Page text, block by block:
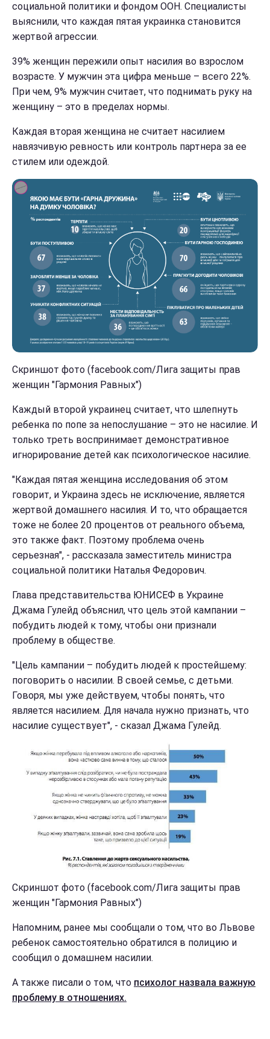
социальной политики и фондом ООН. Специалисты
выяснили, что каждая пятая украинка становится
жертвой агрессии.
39% женщин пережили опыт насилия во взрослом
возрасте. У мужчин эта цифра меньше – всего 22%.
При чем, 9% мужчин считает, что поднимать руку на
женщину – это в пределах нормы.
Каждая вторая женщина не считает насилием
навязчивую ревность или контроль партнера за ее
стилем или одеждой.
Скриншот фото (facebook.com/Лига защиты прав
женщин "Гармония Равных")
Каждый второй украинец считает, что шлепнуть
ребенка по попе за непослушание – это не насилие. И
только треть воспринимает демонстративное
игнорирование детей как психологическое насилие.
"Каждая пятая женщина исследования об этом
говорит, и Украина здесь не исключение, является
жертвой домашнего насилия. И то, что обращается
тоже не более 20 процентов от реального объема,
это также факт. Поэтому проблема очень
серьезная", - рассказала заместитель министра
социальной политики Наталья Федорович.
Глава представительства ЮНИСЕФ в Украине
Джама Гулейд объяснил, что цель этой кампании –
побудить людей к тому, чтобы они признали
проблему в обществе.
"Цель кампании – побудить людей к простейшему:
поговорить о насилии. В своей семье, с детьми.
Говоря, мы уже действуем, чтобы понять, что
является насилием. Для начала нужно признать, что
насилие существует", - сказал Джама Гулейд.
Скриншот фото (facebook.com/Лига защиты прав
женщин "Гармония Равных")
Напомним, ранее мы сообщали о том, что во Львове
ребенок самостоятельно обратился в полицию и
сообщил о домашнем насилии.
А также писали о том, что психолог назвала важную
проблему в отношениях.